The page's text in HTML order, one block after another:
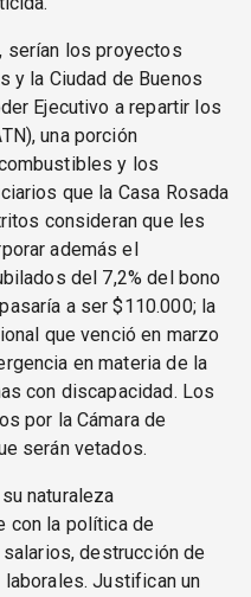
serían los proyectos
y la Ciudad de Buenos
Ejecutivo a repartir los
una porción
y los
que la Casa Rosada
consideran que les
además el
del 7,2% del bono
a ser $110.000; la
que venció en marzo
en materia de la
con discapacidad. Los
por la Cámara de
serán vetados.
naturaleza
con la política de
destrucción de
Justifican un